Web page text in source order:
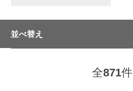
並べ替え
全871件